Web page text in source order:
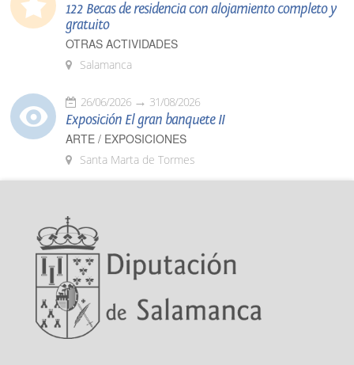
122 Becas de residencia con alojamiento completo y
gratuito
OTRAS ACTIVIDADES
Salamanca
26/06/2026 31/08/2026
Exposición El gran banquete II
ARTE / EXPOSICIONES
Santa Marta de Tormes